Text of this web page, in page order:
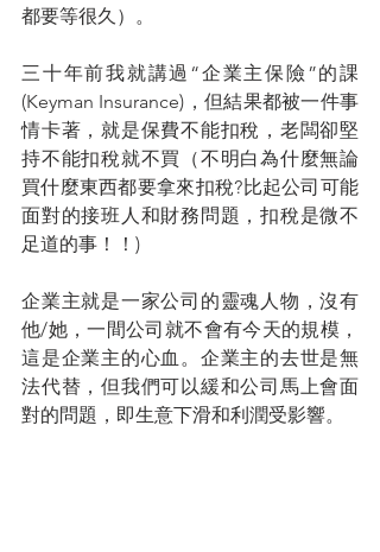
都要等很久）。
三十年前我就講過“企業主保險”的課
(Keyman Insurance)，但結果都被一件事
情卡著，就是保費不能扣稅，老闆卻堅
持不能扣稅就不買（不明白為什麼無論
買什麼東西都要拿來扣稅?比起公司可能
面對的接班人和財務問題，扣稅是微不
足道的事！！)
企業主就是一家公司的靈魂人物，沒有
他/她，一間公司就不會有今天的規模，
這是企業主的心血。企業主的去世是無
法代替，但我們可以緩和公司馬上會面
對的問題，即生意下滑和利潤受影響。